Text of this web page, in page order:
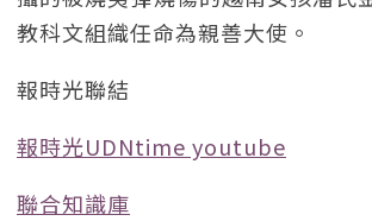
教科文組織任命為親善大使。
報時光聯結
報時光UDNtime youtube
聯合知識庫